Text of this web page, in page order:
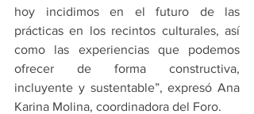
hoy incidimos en el futuro de las
prácticas en los recintos culturales, así
como las experiencias que podemos
ofrecer de forma constructiva,
incluyente y sustentable”, expresó Ana
Karina Molina, coordinadora del Foro.